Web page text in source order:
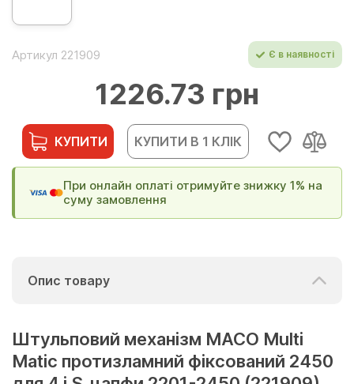
Артикул 221909 Є в наявності
1226.73 грн
КУПИТИ КУПИТИ В 1 КЛІК
При онлайн оплаті отримуйте знижку 1% на
суму замовлення
Опис товару
Штульповий механізм МАСО Multi
Matic протизламний фіксований 2450